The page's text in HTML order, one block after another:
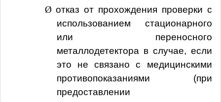
Ø отказ от прохождения проверки с
использованием стационарного
или переносного
металлодетектора в случае, если
это не связано с медицинскими
противопоказаниями (при
предоставлении